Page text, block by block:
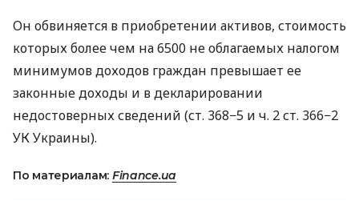
Он обвиняется в приобретении активов, стоимость
которых более чем на 6500 не облагаемых налогом
минимумов доходов граждан превышает ее
законные доходы и в декларировании
недостоверных сведений (ст. 368−5 и ч. 2 ст. 366−2
УК Украины).
По материалам: Finance.ua